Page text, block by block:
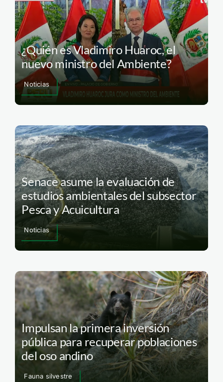
¿Quién es Vladimiro Huaroc, el
nuevo ministro del Ambiente?
Noticias
Senace asume la evaluación de
estudios ambientales del subsector
Pesca y Acuicultura
Noticias
Impulsan la primera inversión
pública para recuperar poblaciones
del oso andino
Fauna silvestre